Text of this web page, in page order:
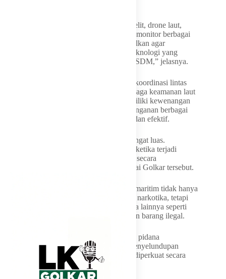
“Hari ini kita sudah bisa menggunakan satelit, drone laut,
(AI) untuk memonitor berbagai
aktivitas. Hal-hal seperti ini harus dioptimalkan agar
pemerintah dapat memanfaatkan seluruh teknologi yang
tersedia sekaligus meningkatkan kapasitas SDM,” jelasnya.
Selain penguatan teknologi, Dave menilai koordinasi lintas
instansi menjadi faktor penting dalam menjaga keamanan laut
Indonesia. Mengingat setiap lembaga memiliki kewenangan
berbeda, diperlukan sinkronisasi agar penanganan berbagai
pelanggaran dapat dilakukan secara cepat dan efektif.
“Sinergi itu penting karena wilayah kita sangat luas.
Dibutuhkan kerja sama antarlembaga agar ketika terjadi
pelanggaran, seluruh pihak dapat bergerak secara
terkoordinasi,” tegas Legislator Fraksi Partai Golkar tersebut.
Ia menambahkan, penguatan pengawasan maritim tidak hanya
ditujukan untuk mencegah penyelundupan narkotika, tetapi
juga berbagai tindak kejahatan lintas negara lainnya seperti
perdagangan orang maupun penyelundupan barang ilegal.
“Bukan hanya narkotika, tetapi juga tindak pidana
perdagangan orang dan berbagai bentuk penyelundupan
lainnya. Karena itu koordinasi harus terus diperkuat secara
intensif,” pungkasnya.